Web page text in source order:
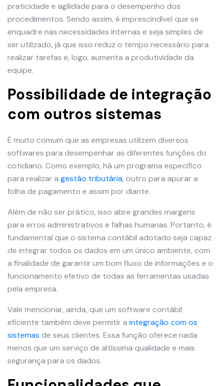
praticidade e agilidade para o desempenho dos
procedimentos. Sendo assim, é imprescindível que se
enquadre nas necessidades internas e seja simples de
ser utilizado, já que isso reduz o tempo necessário para
realizar tarefas e, logo, aumenta a produtividade da
equipe.
Possibilidade de integração
com outros sistemas
É muito comum que as empresas utilizem diversos
softwares para desempenhar as diferentes funções do
cotidiano. Como exemplo, há um programa específico
para realizar a gestão tributária, outro para apurar a
folha de pagamento e assim por diante.
Além de não ser prático, isso abre grandes margens
para erros administrativos e falhas humanas. Portanto, é
fundamental que o sistema contábil adotado seja capaz
de integrar todos os dados em um único ambiente, com
a finalidade de garantir um bom fluxo de informações e o
funcionamento efetivo de todas as ferramentas usadas
pela empresa.
Vale mencionar, ainda, que um software contábil
eficiente também deve permitir a integração com os
sistemas de seus clientes. Essa função oferece nada
menos que um serviço de altíssima qualidade e mais
segurança para os dados.